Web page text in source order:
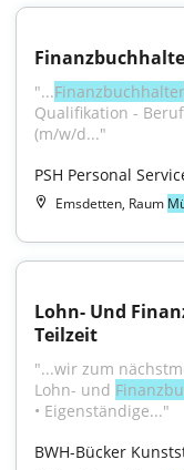
"...Finanzbuchhalter
Qualifikation -
(m/w/d..."
PSH Personal
Emsdetten, Raum
Lohn- Und
Teilzeit
"...wir zum
Lohn- und
• Eigenständige..."
BWH-Bücker